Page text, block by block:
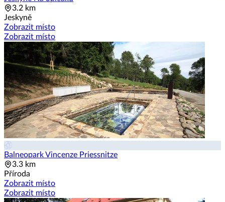
3.2 km
Jeskyně
Zobrazit místo
Zobrazit místo
Balneopark Vincenze Priessnitze
3.3 km
Příroda
Zobrazit místo
Zobrazit místo